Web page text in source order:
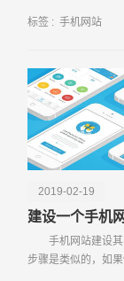
流量多来源于移动端
站进行开发。那么
标签 : 手机网站
2019-02-19
建设一个手机
手机网站建设其
步骤是类似的，如果
请